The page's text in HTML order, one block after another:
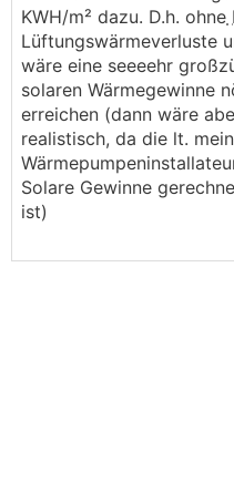
KWH/m² dazu. D.h. ohne
Lüftungswärmeverluste
wäre eine seeeehr
solaren Wärmegewinne
erreichen (dann wäre
realistisch, da die lt.
Solare Gewinne
ist)